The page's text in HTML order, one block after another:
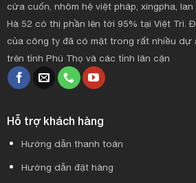
cửa cuốn, nhôm hệ việt pháp, xingpha,
Hà 52 có thị phần lên tới 95% tại Việt Trì.
của công ty đã có mặt trong rất nhiều dự
trên tỉnh Phú Thọ và các tỉnh lân cận
Hỗ trợ khách hàng
Hướng dẫn thanh toán
Hướng dẫn đặt hàng